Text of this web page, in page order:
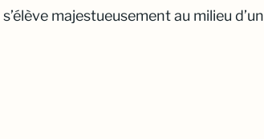
s’élève majestueusement au milieu d’un